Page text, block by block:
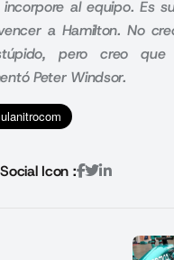
al equipo. Es
a Hamilton. No
pero creo que
Peter Windsor.
Social Icon :